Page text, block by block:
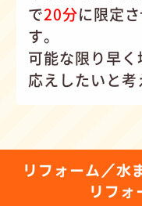
で20分に限定
す。
可能な限り早
応えしたいと考
リフォーム／水
リフォ